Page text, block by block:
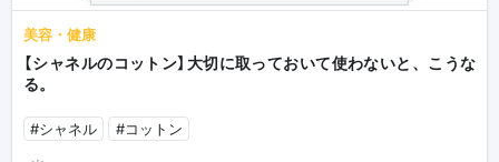
美容・健康
【シャネルのコットン】大切に取っておいて使わないと、こうな
る。
#シャネル #コットン